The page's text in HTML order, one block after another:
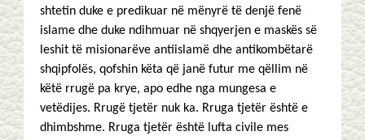
shtetin duke e predikuar në mënyrë të denjë fenë
islame dhe duke ndihmuar në shqyerjen e maskës së
leshit të misionarëve antiislamë dhe antikombëtarë
shqipfolës, qofshin këta që janë futur me qëllim në
këtë rrugë pa krye, apo edhe nga mungesa e
vetëdijes. Rrugë tjetër nuk ka. Rruga tjetër është e
dhimbshme. Rruga tjetër është lufta civile mes